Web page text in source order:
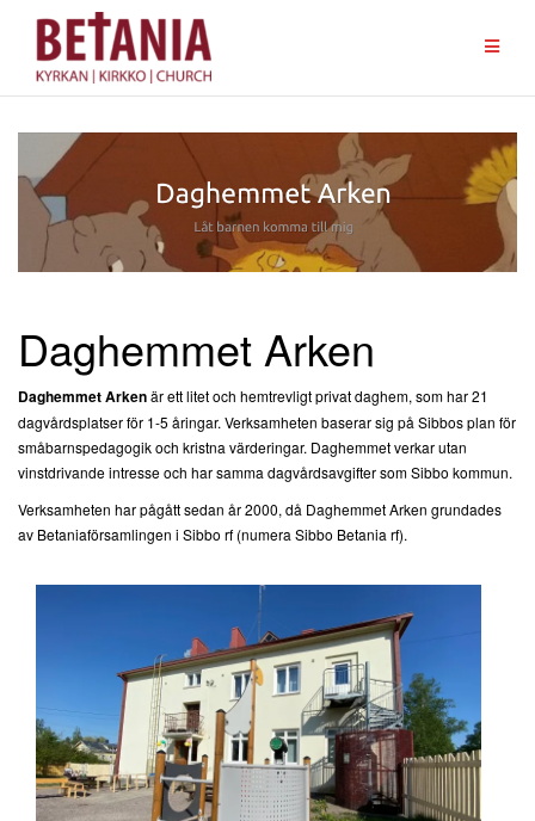
Hoppa
innehåll
Daghemmet Arken
Daghemmet Arkenär ett litet och hemtrevligt privat daghem, som har 21
dagvårdsplatser för 1-5 åringar. Verksamheten baserar sig på Sibbos plan för
småbarnspedagogik och kristna värderingar. Daghemmet verkar utan
vinstdrivande intresse och har samma dagvårdsavgifter som Sibbo kommun.
Verksamheten har pågått sedan år 2000, då Daghemmet Arken grundades
av Betaniaförsamlingen i Sibbo rf (numera Sibbo Betania rf).